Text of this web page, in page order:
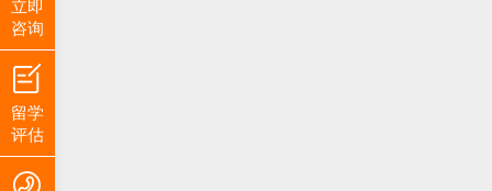
立即
咨询
留学
评估